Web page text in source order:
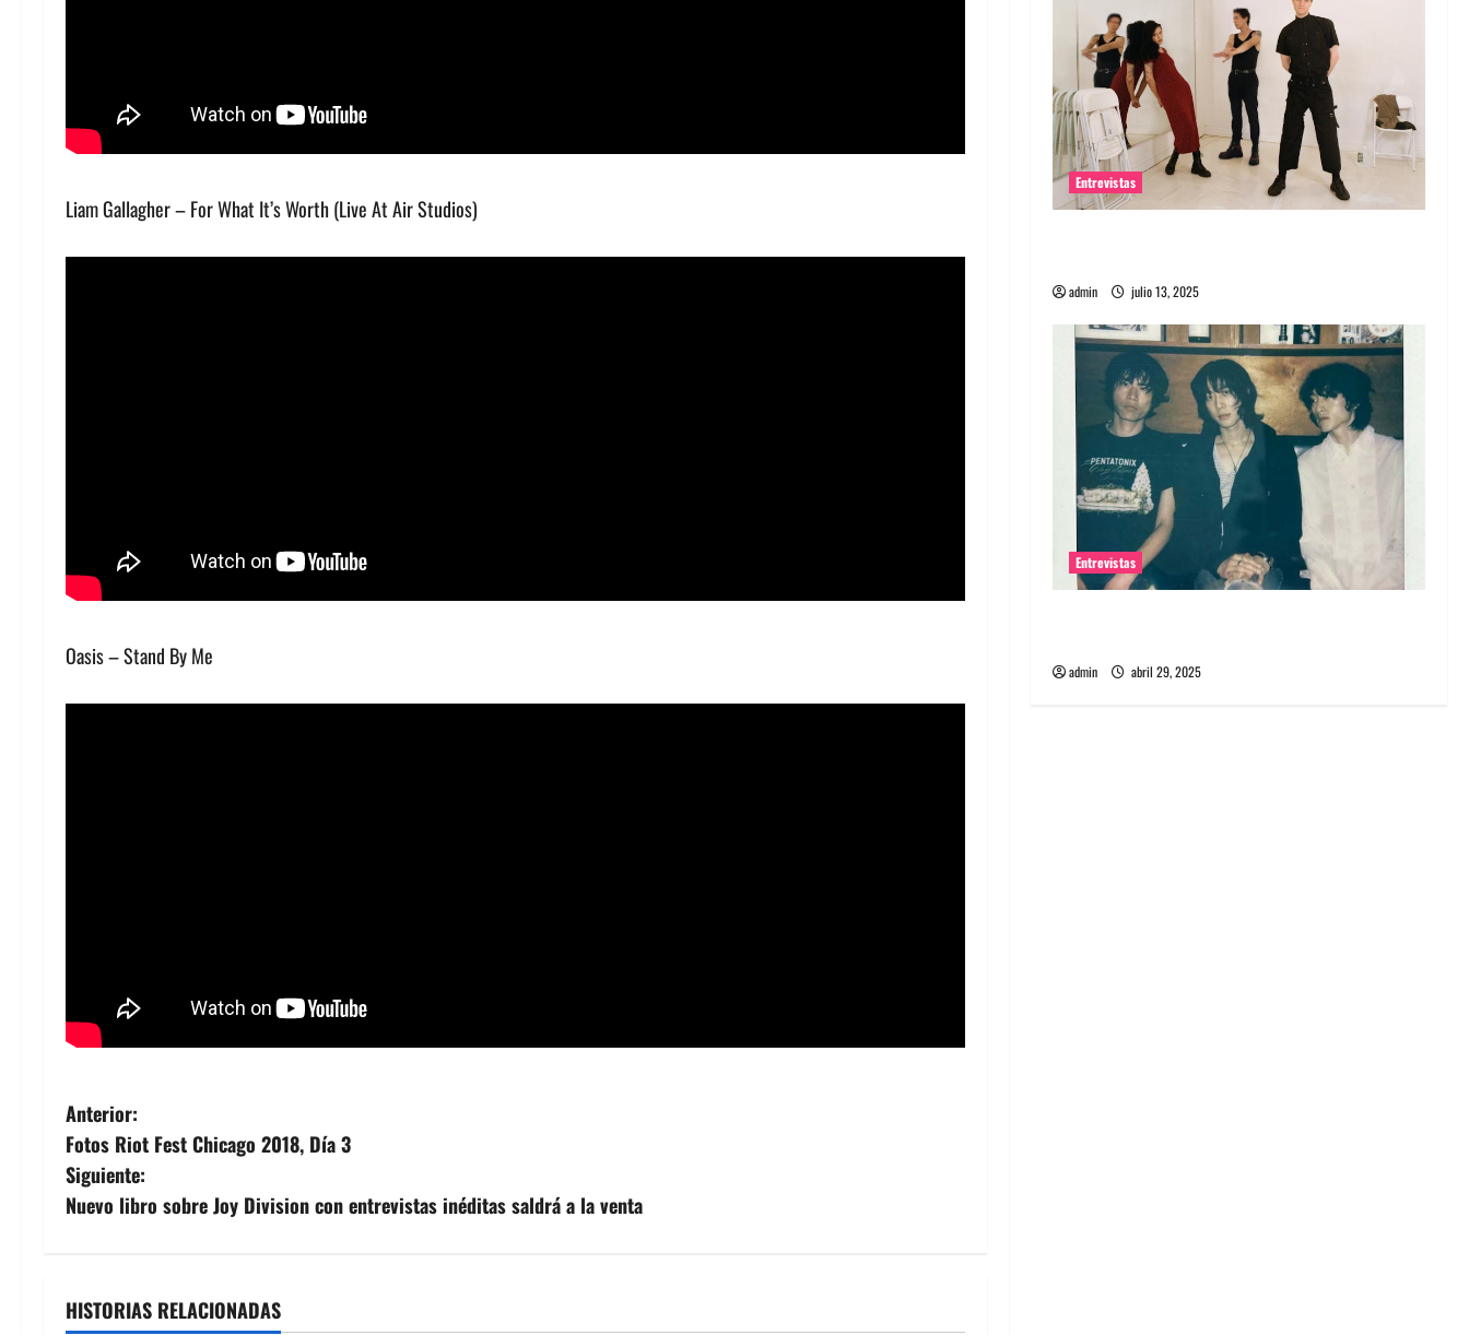
Liam Gallagher – For What It’s Worth (Live At Air Studios)
Oasis – Stand By Me
N
a
v
g
Anterior:
Fotos Riot Fest Chicago 2018, Día 3
Siguiente:
Nuevo libro sobre Joy Division con entrevistas inéditas saldrá a la venta
HISTORIAS RELACIONADAS
Entrevistas
admin julio 13, 2025
Entrevistas
admin abril 29, 2025